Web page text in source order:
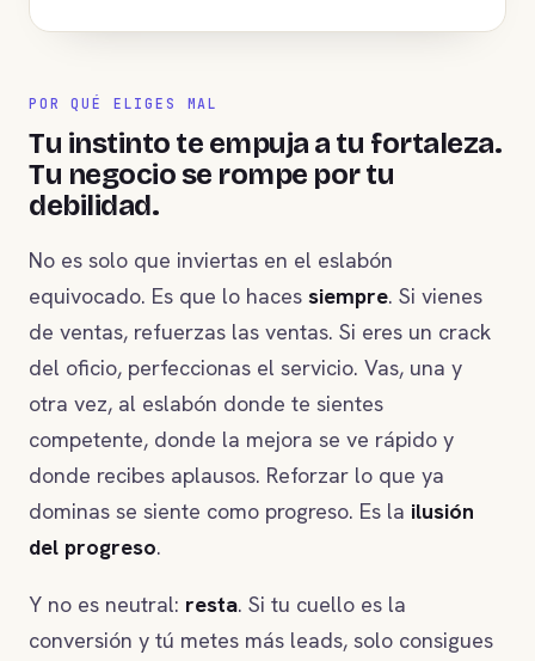
POR QUÉ ELIGES MAL
Tu instinto te empuja a tu fortaleza.
Tu negocio se rompe por tu
debilidad.
No es solo que inviertas en el eslabón
equivocado. Es que lo haces siempre. Si vienes
de ventas, refuerzas las ventas. Si eres un crack
del oficio, perfeccionas el servicio. Vas, una y
otra vez, al eslabón donde te sientes
competente, donde la mejora se ve rápido y
donde recibes aplausos. Reforzar lo que ya
dominas se siente como progreso. Es la ilusión
del progreso.
Y no es neutral: resta. Si tu cuello es la
conversión y tú metes más leads, solo consigues